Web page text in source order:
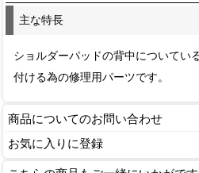
主な特長
ショルダーパッドの背中についてい
付ける為の修理用パーツです。
商品についてのお問い合わせ
お気に入りに登録